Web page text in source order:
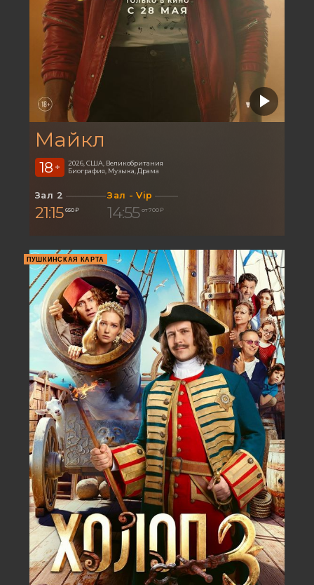
Майкл
18 +
2026, США, Великобритания
Биография, Музыка, Драма
Зал 2
21:15 650 ₽
Зал - Vip
14:55 от 700 ₽
ПУШКИНСКАЯ КАРТА